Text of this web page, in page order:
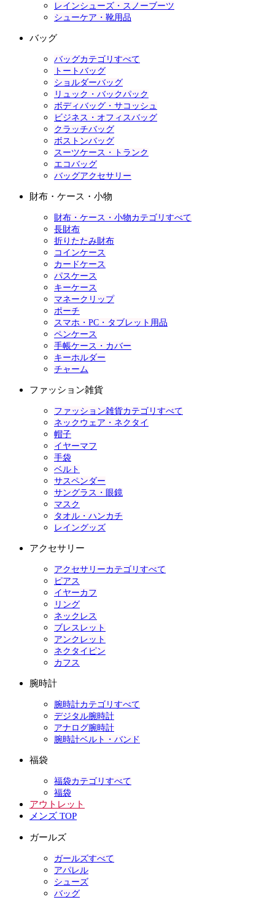
レインシューズ・スノーブーツ
シューケア・靴用品
バッグ
バッグカテゴリすべて
トートバッグ
ショルダーバッグ
リュック・バックパック
ボディバッグ・サコッシュ
ビジネス・オフィスバッグ
クラッチバッグ
ボストンバッグ
スーツケース・トランク
エコバッグ
バッグアクセサリー
財布・ケース・小物
財布・ケース・小物カテゴリすべて
長財布
折りたたみ財布
コインケース
カードケース
パスケース
キーケース
マネークリップ
ポーチ
スマホ・PC・タブレット用品
ペンケース
手帳ケース・カバー
キーホルダー
チャーム
ファッション雑貨
ファッション雑貨カテゴリすべて
ネックウェア・ネクタイ
帽子
イヤーマフ
手袋
ベルト
サスペンダー
サングラス・眼鏡
マスク
タオル・ハンカチ
レイングッズ
アクセサリー
アクセサリーカテゴリすべて
ピアス
イヤーカフ
リング
ネックレス
ブレスレット
アンクレット
ネクタイピン
カフス
腕時計
腕時計カテゴリすべて
デジタル腕時計
アナログ腕時計
腕時計ベルト・バンド
福袋
福袋カテゴリすべて
福袋
アウトレット
メンズ TOP
ガールズ
ガールズすべて
アパレル
シューズ
バッグ